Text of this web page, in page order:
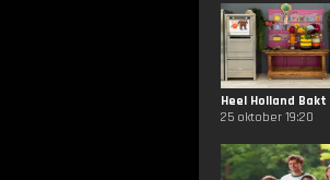
Heel Holland Bakt
25 oktober 19:20